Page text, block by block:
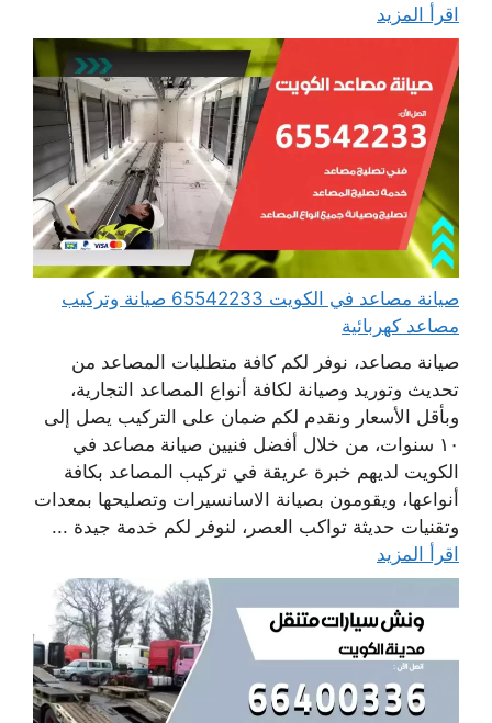
اقرأ المزيد
صيانة مصاعد في الكويت 65542233 صيانة وتركيب
مصاعد كهربائية
صيانة مصاعد، نوفر لكم كافة متطلبات المصاعد من
تحديث وتوريد وصيانة لكافة أنواع المصاعد التجارية،
وبأقل الأسعار ونقدم لكم ضمان على التركيب يصل إلى
١٠ سنوات، من خلال أفضل فنيين صيانة مصاعد في
الكويت لديهم خبرة عريقة في تركيب المصاعد بكافة
أنواعها، ويقومون بصيانة الاسانسيرات وتصليحها بمعدات
وتقنيات حديثة تواكب العصر، لنوفر لكم خدمة جيدة ...
اقرأ المزيد